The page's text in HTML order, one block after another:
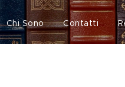
Chi Sono Contatti